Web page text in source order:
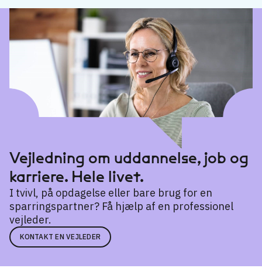
Vejledning om uddannelse, job og
karriere. Hele livet.
I tvivl, på opdagelse eller bare brug for en
sparringspartner? Få hjælp af en professionel
vejleder.
KONTAKT EN VEJLEDER